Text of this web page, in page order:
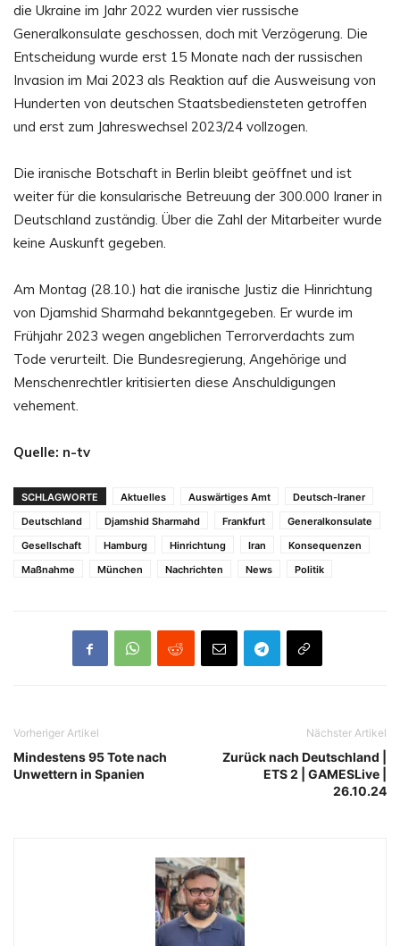
die Ukraine im Jahr 2022 wurden vier russische
Generalkonsulate geschossen, doch mit Verzögerung. Die
Entscheidung wurde erst 15 Monate nach der russischen
Invasion im Mai 2023 als Reaktion auf die Ausweisung von
Hunderten von deutschen Staatsbediensteten getroffen
und erst zum Jahreswechsel 2023/24 vollzogen.
Die iranische Botschaft in Berlin bleibt geöffnet und ist
weiter für die konsularische Betreuung der 300.000 Iraner in
Deutschland zuständig. Über die Zahl der Mitarbeiter wurde
keine Auskunft gegeben.
Am Montag (28.10.) hat die iranische Justiz die Hinrichtung
von Djamshid Sharmahd bekanntgegeben. Er wurde im
Frühjahr 2023 wegen angeblichen Terrorverdachts zum
Tode verurteilt. Die Bundesregierung, Angehörige und
Menschenrechtler kritisierten diese Anschuldigungen
vehement.
Quelle: n-tv
SCHLAGWORTE Aktuelles Auswärtiges Amt
Deutsch-Iraner
Deutschland
Djamshid Sharmahd Frankfurt
Generalkonsulate
Gesellschaft
Hamburg Hinrichtung Iran
Konsequenzen
Maßnahme
München Nachrichten News Politik
Vorheriger Artikel
Mindestens 95 Tote nach
Unwettern in Spanien
Nächster Artikel
Zurück nach Deutschland |
ETS 2 | GAMESLive |
26.10.24